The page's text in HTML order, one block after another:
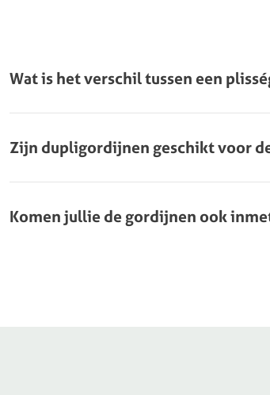
Wat is het verschil tussen een
Zijn dupligordijnen geschikt voor
Komen jullie de gordijnen ook